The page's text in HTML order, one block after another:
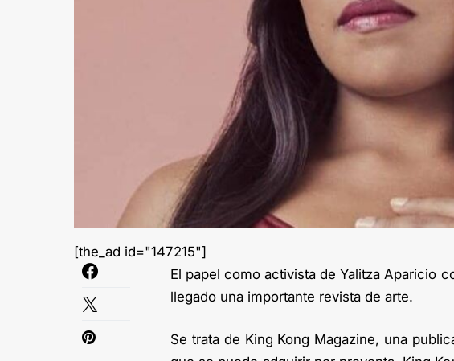
[the_ad id="147215"]
El papel como activista de Yalitza Aparicio
llegado una importante revista de arte.
Se trata de King Kong Magazine, una